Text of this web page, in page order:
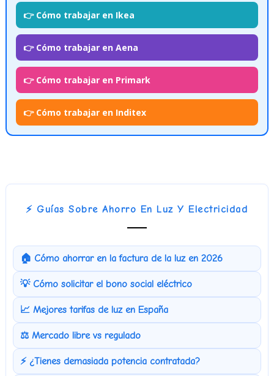
👉 Cómo trabajar en Ikea
👉 Cómo trabajar en Aena
👉 Cómo trabajar en Primark
👉 Cómo trabajar en Inditex
⚡ Guías Sobre Ahorro En Luz Y Electricidad
🏠 Cómo ahorrar en la factura de la luz en 2026
💡 Cómo solicitar el bono social eléctrico
📈 Mejores tarifas de luz en España
⚖️ Mercado libre vs regulado
⚡ ¿Tienes demasiada potencia contratada?